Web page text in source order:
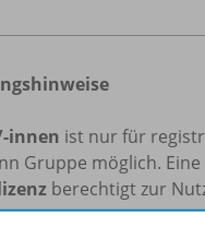
innen ist nur für
Gruppe möglich. Eine
berechtigt zur